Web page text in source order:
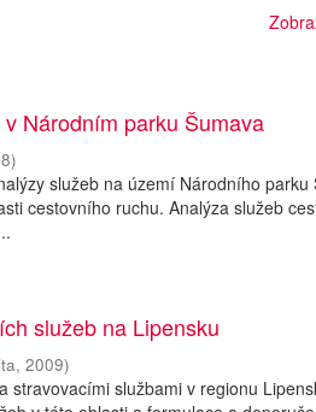
Národním parku Šumava
)
služeb na území Národního parku
cestovního ruchu. Analýza služeb
služeb na Lipensku
,2009)
stravovacími službami v regionu